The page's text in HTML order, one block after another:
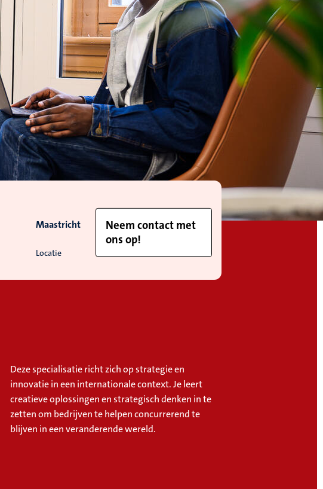
Locatie
Maastricht
Neem contact met
ons op!
Deze specialisatie richt zich op strategie en
innovatie in een internationale context. Je leert
creatieve oplossingen en strategisch denken in te
zetten om bedrijven te helpen concurrerend te
blijven in een veranderende wereld.